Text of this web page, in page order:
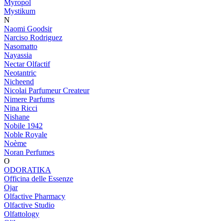
Myropol
Mystikum
N
Naomi Goodsir
Narciso Rodriguez
Nasomatto
Nayassia
Nectar Olfactif
Neotantric
Nicheend
Nicolai Parfumeur Createur
Nimere Parfums
Nina Ricci
Nishane
Nobile 1942
Noble Royale
Noème
Noran Perfumes
O
ODORATIKA
Officina delle Essenze
Ojar
Olfactive Pharmacy
Olfactive Studio
Olfattology